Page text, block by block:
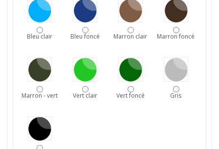
Bleu clair Bleu foncé Marron clair Marron foncé
Marron - vert Vert clair Vert foncé Gris